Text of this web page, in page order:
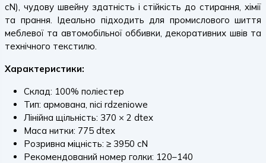
cN), чудову швейну здатність і стійкість до стирання, хімії
та прання. Ідеально підходить для промислового шиття
меблевої та автомобільної оббивки, декоративних швів та
технічного текстилю.
Характеристики:
Склад: 100% поліестер
Тип: армована, nici rdzeniowe
Лінійна щільність: 370 × 2 dtex
Маса нитки: 775 dtex
Розривна міцність: ≥ 3950 cN
Рекомендований номер голки: 120–140